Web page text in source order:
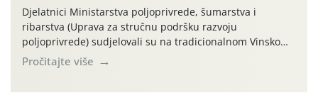
Djelatnici Ministarstva poljoprivrede, šumarstva i
ribarstva (Uprava za stručnu podršku razvoju
poljoprivrede) sudjelovali su na tradicionalnom Vinskom
forumu, održanom 24.07.2026. godine u Domu vinarske
tradicije u Putnikovićima na poluotoku Pelješcu, u
Pročitajte više